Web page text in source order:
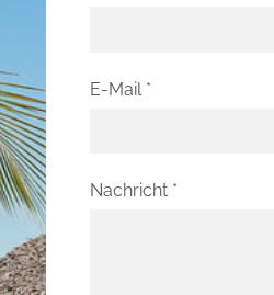
E-Mail *
Nachricht *